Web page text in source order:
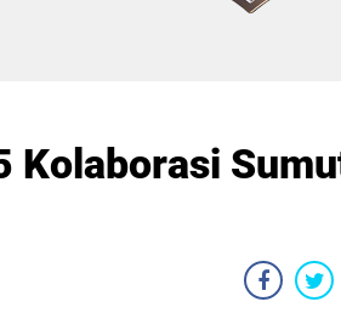
Kolaborasi